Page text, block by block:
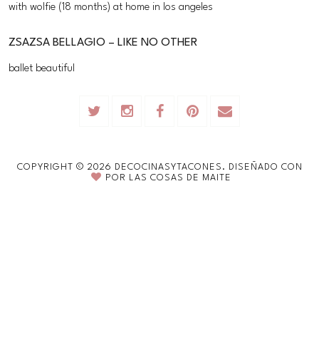
with wolfie (18 months) at home in los angeles
ZSAZSA BELLAGIO – LIKE NO OTHER
ballet beautiful
COPYRIGHT © 2026 DECOCINASYTACONES.
DISEÑADO CON
POR
LAS COSAS DE MAITE